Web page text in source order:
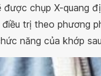
được chụp X-quang
trị theo phương
năng của khớp